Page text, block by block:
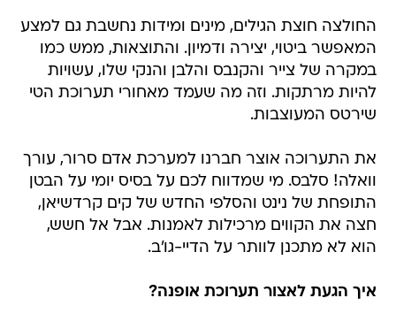
החולצה חוצת הגילים, מינים ומידות נחשבת גם למצע
המאפשר ביטוי, יצירה ודמיון. והתוצאות, ממש כמו
במקרה של צייר והקנבס והלבן והנקי שלו, עשויות
להיות מרתקות. וזה מה שעמד מאחורי תערוכת הטי
שירטס המעוצבות.
את התערוכה אוצר חברנו למערכת אדם סרור, עורך
וואלה! סלבס. מי שמדווח לכם על בסיס יומי על הבטן
התופחת של נינט והסלפי החדש של קים קרדשיאן,
חצה את הקווים מרכילות לאמנות. אבל אל חשש,
הוא לא מתכנן לוותר על הדיי-גו'ב.
איך הגעת לאצור תערוכת אופנה?